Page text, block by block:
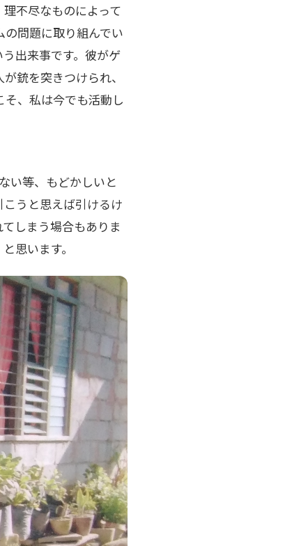
不尽なものによって
問題に取り組んでい
出来事です。彼がゲ
銃を突きつけられ、
、私は今でも活動し
い等、もどかしいと
うと思えば引けるけ
しまう場合もありま
思います。